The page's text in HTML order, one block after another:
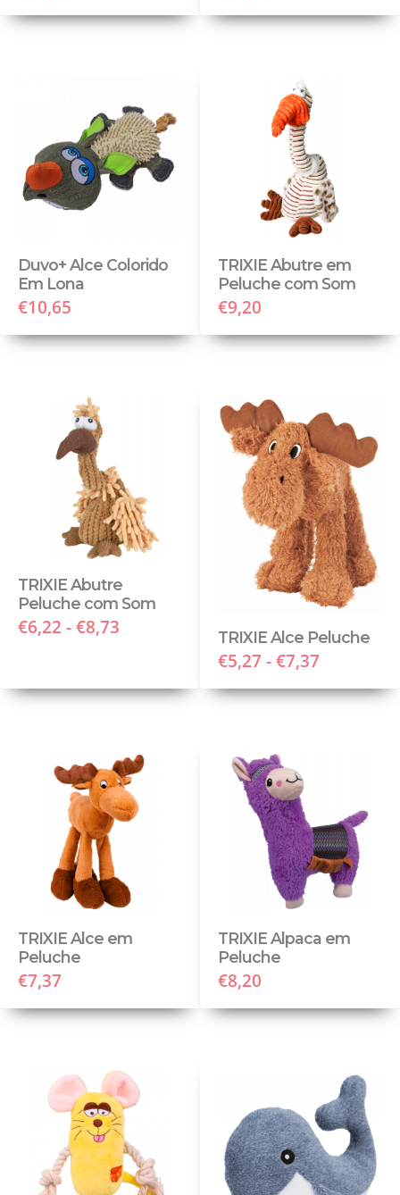
Duvo+ Alce Colorido
Em Lona
€10,65
TRIXIE Abutre em
Peluche com Som
€9,20
TRIXIE Abutre
Peluche com Som
€6,22 - €8,73 TRIXIE Alce Peluche
€5,27 - €7,37
TRIXIE Alce em
Peluche
€7,37
TRIXIE Alpaca em
Peluche
€8,20